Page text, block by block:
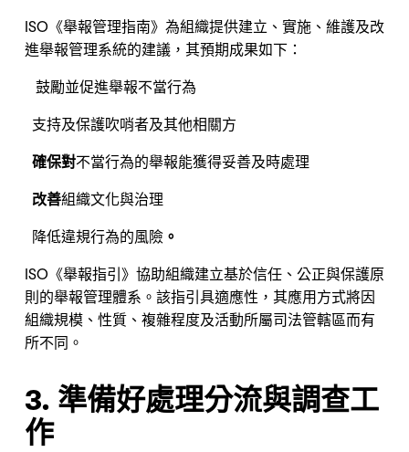
ISO《舉報管理指南》為組織提供建立、實施、維護及改
進舉報管理系統的建議，其預期成果如下：
鼓勵並促進舉報不當行為
支持及保護吹哨者及其他相關方
確保對不當行為的舉報能獲得妥善及時處理
改善組織文化與治理
降低違規行為的風險。
ISO《舉報指引》協助組織建立基於信任、公正與保護原
則的舉報管理體系。該指引具適應性，其應用方式將因
組織規模、性質、複雜程度及活動所屬司法管轄區而有
所不同。
3. 準備好處理分流與調查工
作
Nicole